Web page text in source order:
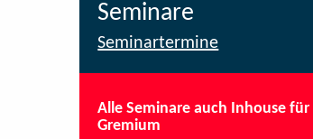
Seminare
Seminartermine
Alle Seminare auch Inhouse
Gremium